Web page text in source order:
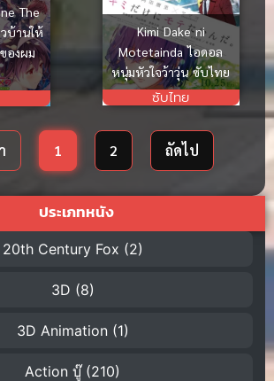
The
บ้านให้
องผม
Kimi Dake ni
Motetainda ไอดอล
หนุ่มหัวใจว้าวุ่น ซับไทย
ซับไทย
1 2 ถัดไป
ประเภทหนัง
20th Century Fox (2)
3D (8)
3D Animation (1)
Action บู๊(210)